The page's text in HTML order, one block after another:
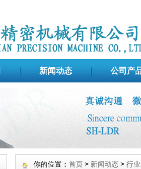
新闻动态 公司产
你的位置： 首页 > 新闻动态 > 行